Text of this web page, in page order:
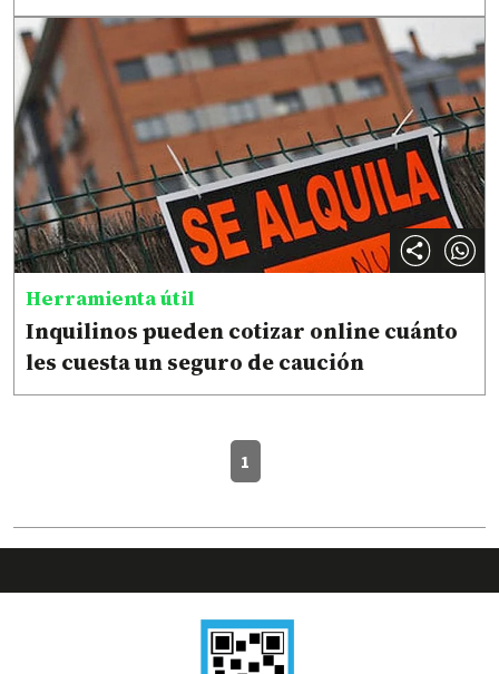
Herramienta útil
Inquilinos pueden cotizar online cuánto
les cuesta un seguro de caución
1